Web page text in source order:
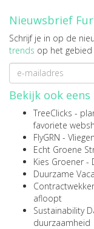
Nieuwsbrief
Schrijf je in op de
trends op het
Bekijk ook eens
TreeClicks -
favoriete
FlyGRN -
Echt Groene
Kies Groener -
Duurzame
Contractwekker
afloopt
Sustainability
duurzaamheid